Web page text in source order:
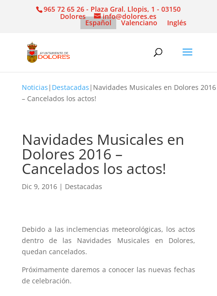
965 72 65 26 - Plaza Gral. Llopis, 1 - 03150
Dolores info@dolores.es
Español Valenciano Inglés
Noticias | Destacadas | Navidades Musicales en Dolores 2016
– Cancelados los actos!
Navidades Musicales en
Dolores 2016 –
Cancelados los actos!
Dic 9, 2016| Destacadas
Debido a las inclemencias meteorológicas, los actos
dentro de las Navidades Musicales en Dolores,
quedan cancelados.
Próximamente daremos a conocer las nuevas fechas
de celebración.